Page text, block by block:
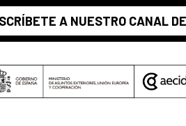
principalA NUESTRO CANAL